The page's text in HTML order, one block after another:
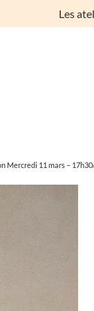
Les
Mercredi 11 mars –